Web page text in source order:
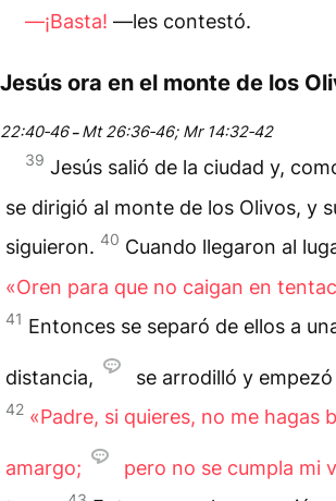
―¡Basta! —les contestó.
Jesús ora en el monte de los
22:40‑46– Mt 26:36‑46; Mr 14:32‑42
39 Jesús salió de la ciudad y,
se dirigió al monte de los Olivos, y
siguieron. 40 Cuando llegaron al
«Oren para que no caigan en
41 Entonces se separó de ellos a
distancia, se arrodilló y
42 «Padre, si quieres, no me hagas
amargo;
pero no se cumpla mi